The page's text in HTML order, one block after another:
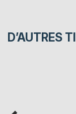
D’AUTRES